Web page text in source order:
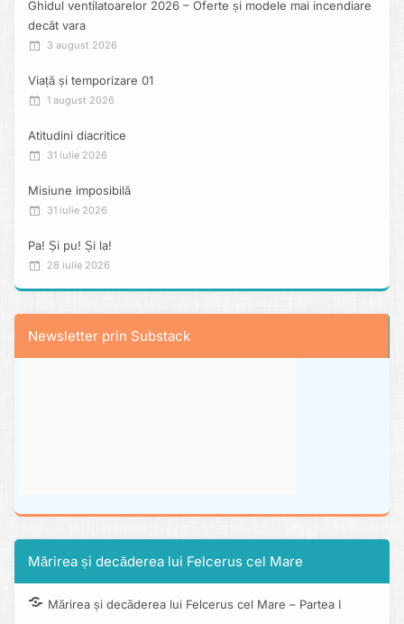
Ghidul ventilatoarelor 2026 – Oferte și modele mai incendiare
decât vara
3 august 2026
Viață și temporizare 01
1 august 2026
Atitudini diacritice
31 iulie 2026
Misiune imposibilă
31 iulie 2026
Pa! Și pu! Și la!
28 iulie 2026
Newsletter prin Substack
Mărirea și decăderea lui Felcerus cel Mare
Mărirea și decăderea lui Felcerus cel Mare – Partea I